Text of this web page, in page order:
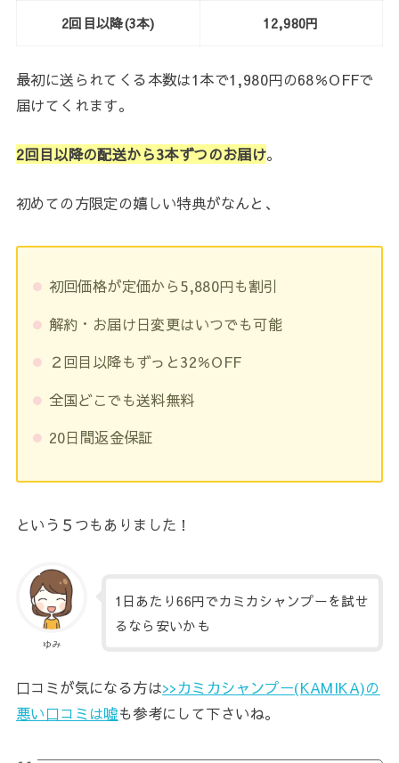
2回目以降(3本) 12,980円
最初に送られてくる本数は1本で1,980円の68％OFFで
届けてくれます。
2回目以降の配送から3本ずつのお届け。
初めての方限定の嬉しい特典がなんと、
初回価格が定価から5,880円も割引
解約・お届け日変更はいつでも可能
２回目以降もずっと32％OFF
全国どこでも送料無料
20日間返金保証
という５つもありました！
ゆみ
1日あたり66円でカミカシャンプーを試せ
るなら安いかも
口コミが気になる方は>>カミカシャンプー(KAMIKA)の
悪い口コミは嘘も参考にして下さいね。